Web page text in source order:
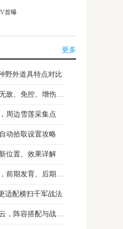
首曝
更多
野外道具特点对比
永劫无间雪莲有什么用，无敌、免控、增伤三大效果解析
周边雪莲采集点
动拾取设置攻略
位置、效果详解
横扫千军赵云流玩法详解，前期发育、后期收割思路
适配横扫千军战法
横扫千军后期核心武将赵云，阵容搭配与战力突破